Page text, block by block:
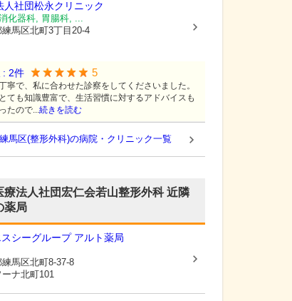
人社団松永クリニック
化器科, 胃腸科, ...
練馬区北町3丁目20-4
: 2件 5
寧で、私に合わせた診察をしてくださいました。
ても知識豊富で、生活習慣に対するアドバイスも
たので...続きを読む
練馬区(整形外科)の病院・クリニック一覧
療法人社団宏仁会若山整形外科近隣
薬局
シーグループ アルト薬局
練馬区北町8-37-8
ナ北町101